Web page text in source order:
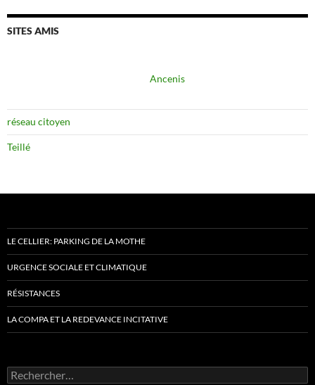
SITES AMIS
Ancenis
réseau citoyen
Teillé
LE CELLIER: PARKING DE LA MOTHE
URGENCE SOCIALE ET CLIMATIQUE
RÉSISTANCES
LA COMPA ET LA REDEVANCE INCITATIVE
Rechercher :